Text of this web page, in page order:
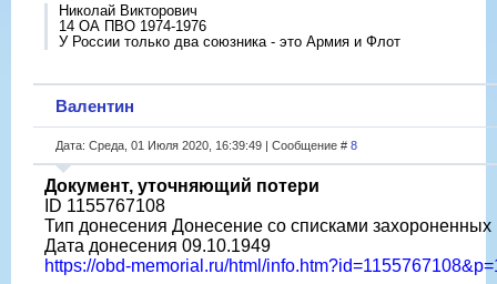
Николай Викторович
14 ОА ПВО 1974-1976
У России только два союзника - это Армия и Флот
Валентин
Дата: Среда, 01 Июля 2020, 16:39:49 | Сообщение # 8
Документ, уточняющий потери
ID 1155767108
Тип донесения Донесение со списками захороненных
Дата донесения 09.10.1949
https://obd-memorial.ru/html/